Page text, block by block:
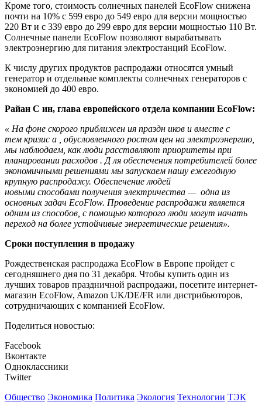
Кроме того, стоимость солнечных панелей EcoFlow снижена
почти на 10% с 599 евро до 549 евро для версии мощностью
220 Вт и с 339 евро до 299 евро для версии мощностью 110 Вт.
Солнечные панели EcoFlow позволяют вырабатывать
электроэнергию для питания электростанций EcoFlow.
К числу других продуктов распродажи относятся умный
генератор и отдельные комплекты солнечных генераторов с
экономией до 400 евро.
Райан C ин, глава европейского отдела компании EcoFlow:
« На фоне скорого приближен ия праздн иков и вместе с
тем кризис а , обусловленного ростом цен на электроэнергию,
мы наблюдаем, как люди расставляют приоритеты при
планировании расходов . Д ля обеспечения потребителей более
экономичными решениями мы запускаем нашу ежегодную
крупную распродажу. Обеспечение людей
новыми способами получения электричества — одна из
основных задач EcoFlow. Проведение распродажи является
одним из способов, с помощью которого люди могут начать
переход на более устойчивые энергетические решения».
Сроки поступления в продажу
Рождественская распродажа EcoFlow в Европе пройдет с
сегодняшнего дня по 31 декабря. Чтобы купить один из
лучших товаров праздничной распродажи, посетите интернет-
магазин EcoFlow, Amazon UK/DE/FR или дистрибьюторов,
сотрудничающих с компанией EcoFlow.
Поделиться новостью:
Facebook
Вконтакте
Одноклассники
Twitter
Общество Экономика Политика Экология Технологии ТЭК